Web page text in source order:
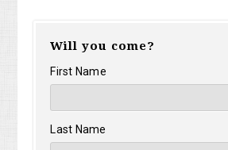
Will you come?
First Name
Last Name